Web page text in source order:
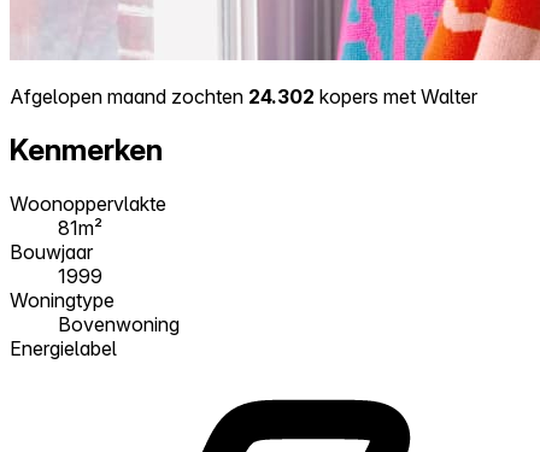
Afgelopen maand zochten 24.302 kopers met Walter
Kenmerken
Woonoppervlakte
81m²
Bouwjaar
1999
Woningtype
Bovenwoning
Energielabel